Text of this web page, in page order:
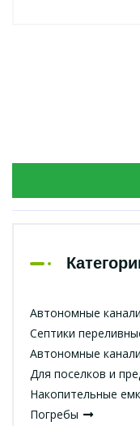
Автономные
Септики
Автономные
Для поселков и
Накопительные
Погребы